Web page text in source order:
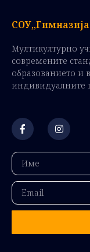
Мултикултурно
современите
образованието и
индивидуалните